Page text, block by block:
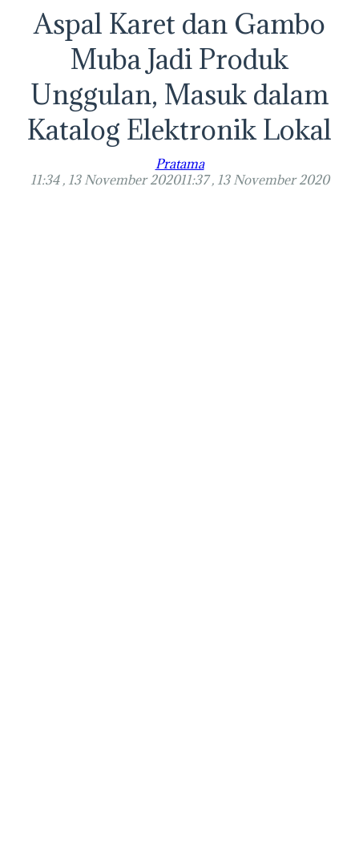
Aspal Karet dan Gambo
Muba Jadi Produk
Unggulan, Masuk dalam
Katalog Elektronik Lokal
Pratama
11:34 , 13 November 202011:37 , 13 November 2020